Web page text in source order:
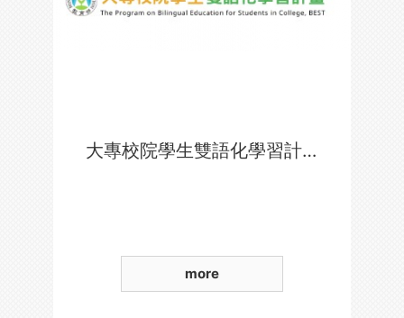
大專校院學生雙語化學習計畫
more